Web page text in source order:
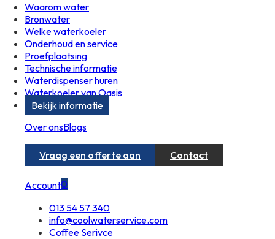
Waarom water
Bronwater
Welke waterkoeler
Onderhoud en service
Proefplaatsing
Technische informatie
Waterdispenser huren
Waterkoeler van Oasis
Bekijk informatie
Over onsBlogs
Vraag een offerte aan Contact
Account0
013 54 57 340
info@coolwaterservice.com
Coffee Serivce